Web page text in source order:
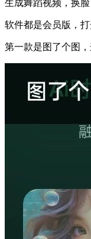
生成舞蹈视频，换
软件都是会员版，
第一款是图了个图